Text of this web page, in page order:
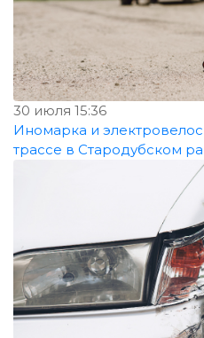
30 июля 15:36
Иномарка и
трассе в Стародубском